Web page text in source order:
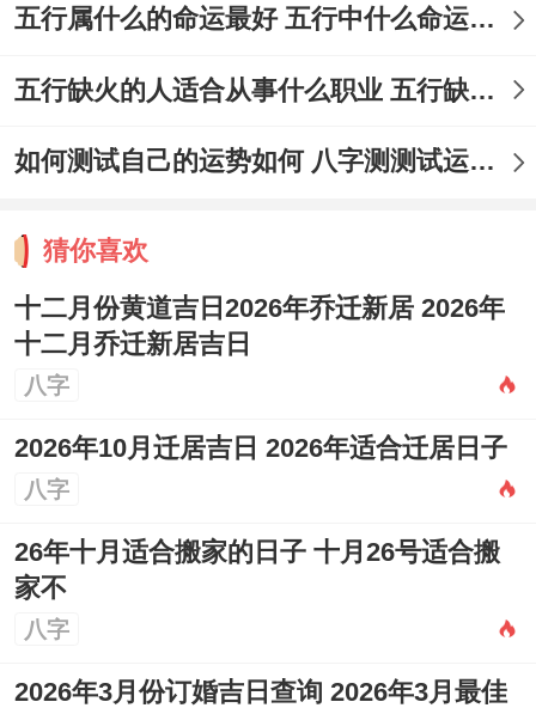
五行属什么的命运最好 五行中什么命运势旺盛
五行缺火的人适合从事什么职业 五行缺火的人适合从事的职业有哪些
如何测试自己的运势如何 八字测测试运运程
猜你喜欢
十二月份黄道吉日2026年乔迁新居 2026年
十二月乔迁新居吉日
八字
2026年10月迁居吉日 2026年适合迁居日子
八字
26年十月适合搬家的日子 十月26号适合搬
家不
八字
2026年3月份订婚吉日查询 2026年3月最佳